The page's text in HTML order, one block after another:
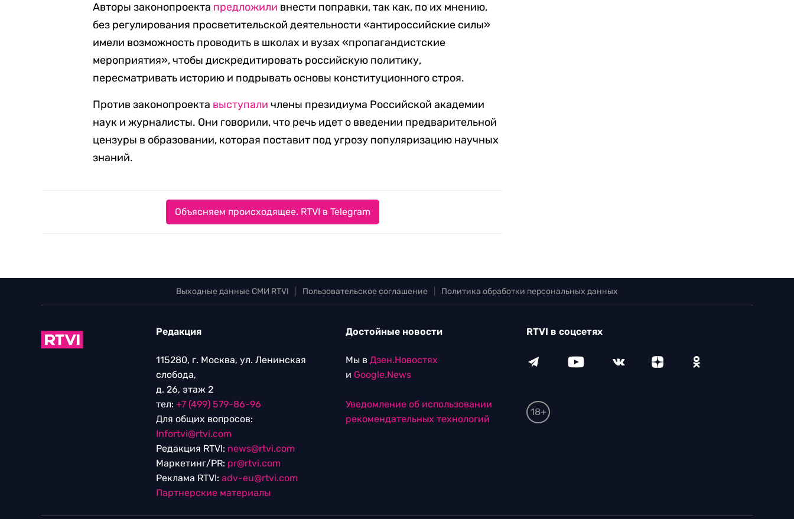
Авторы законопроекта предложили внести поправки, так как, по их мнению,
без регулирования просветительской деятельности «антироссийские силы»
имели возможность проводить в школах и вузах «пропагандистские
мероприятия», чтобы дискредитировать российскую политику,
пересматривать историю и подрывать основы конституционного строя.
Против законопроекта выступали члены президиума Российской академии
наук и журналисты. Они говорили, что речь идет о введении предварительной
цензуры в образовании, которая поставит под угрозу популяризацию научных
знаний.
Объясняем происходящее. RTVI в Telegram
Выходные данные СМИ RTVI Пользовательское соглашение Политика обработки персональных данных
Редакция
115280, г. Москва, ул. Ленинская
слобода,
д. 26, этаж 2
тел: +7 (499) 579-86-96
Для общих вопросов:
Infortvi@rtvi.com
Редакция RTVI: news@rtvi.com
Маркетинг/PR: pr@rtvi.com
Реклама RTVI: adv-eu@rtvi.com
Партнерские материалы
Достойные новости
Мы в Дзен.Новостях
и Google.News
Уведомление об использовании
рекомендательных технологий
RTVI в соцсетях
18+